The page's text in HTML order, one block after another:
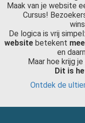
Maak van je website
Cursus!
De logica is vrij simpel:
website betekent
en
Maar hoe krijg
Dit is
Ontdek de